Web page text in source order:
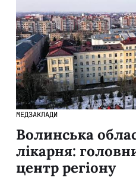
МЕДЗАКЛАДИ
Волинська
лікарня:
центр регіону